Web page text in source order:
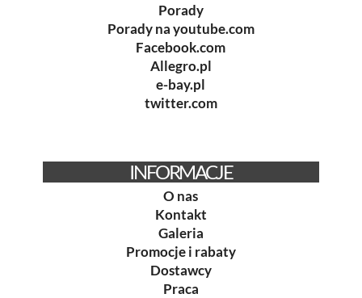
Porady
Porady na youtube.com
Facebook.com
Allegro.pl
e-bay.pl
twitter.com
INFORMACJE
O nas
Kontakt
Galeria
Promocje i rabaty
Dostawcy
Praca